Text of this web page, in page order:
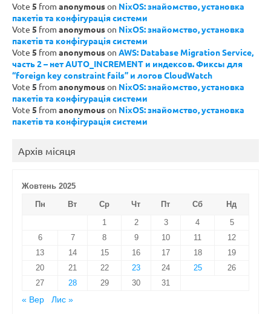
Vote 5 from anonymouson NixOS: знайомство, установка
пакетів та конфігурація системи
Vote 5 from anonymouson NixOS: знайомство, установка
пакетів та конфігурація системи
Vote 5 from anonymouson AWS: Database Migration Service,
часть 2 – нет AUTO_INCREMENT и индексов. Фиксы для
“foreign key constraint fails” и логов CloudWatch
Vote 5 from anonymouson NixOS: знайомство, установка
пакетів та конфігурація системи
Vote 5 from anonymouson NixOS: знайомство, установка
пакетів та конфігурація системи
Архів місяця
Жовтень 2025
Пн
Вт Ср Чт Пт Сб
Нд
1
2 3 4
5
6
7 8 9 10 11
12
13
14 15 16 17 18
19
20
21 22 23 24 25
26
27
28 29 30
31
« Вер
Лис »